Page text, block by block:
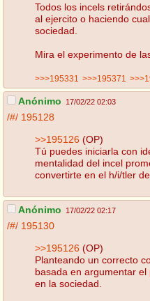
Todos los incels
al ejercito o haciendo
sociedad.
Mira el experimento de
>>>195331 >>>195371
Anónimo 17/02/22 02:03
/#/ 195128
>>195126 (OP)
Tú puedes iniciarla con
mentalidad del incel
convertirte en el h/i/tler
Anónimo 17/02/22 02:17
/#/ 195130
>>195126 (OP)
Planteando un correcto
basada en argumentar
en la sociedad.